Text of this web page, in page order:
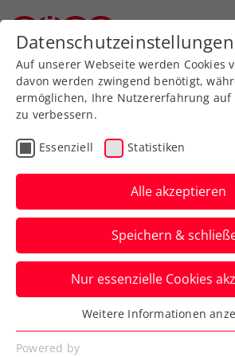
Zurück zur Newsübersicht
Turniere
Zischka ÖTV
Trophy powered
Freistadt als
Gesamt 137 Nennungen
Doppel) kommen beim
Senior:innenturnier in
zusammen.
Datenschutzeinstellungen
Auf unserer Webseite werden Cookies
davon werden zwingend benötigt,
ermöglichen, Ihre Nutzererfahrung auf
zu verbessern.
Essenziell Statistiken
Alle akzeptieren
Speichern &
Nur essenzielle Cookies
Essenziell
Essenzielle Cookies werden für
Weitere Informationen
Powered by